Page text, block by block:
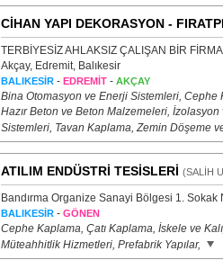
CİHAN YAPI DEKORASYON -
TERBİYESİZ AHLAKSIZ ÇALIŞAN BİR
Akçay, Edremit, Balıkesir
BALIKESİR- EDREMİT- AKÇAY
Bina Otomasyon ve Enerji Sistemleri, Cephe
Hazır Beton ve Beton Malzemeleri, İzolasyon
Sistemleri, Tavan Kaplama, Zemin Döşeme
ATILIM ENDÜSTRİ TESİSLERİ (SALİH
Bandırma Organize Sanayi Bölgesi 1. Sokak
BALIKESİR- GÖNEN
Cephe Kaplama, Çatı Kaplama, İskele ve
Müteahhitlik Hizmetleri, Prefabrik Yapılar,